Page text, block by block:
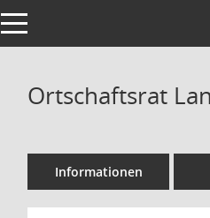
Toggle navigation
Ortschaftsrat
Informationen